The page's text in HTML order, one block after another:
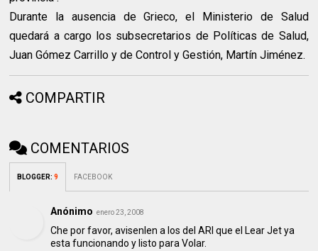
Durante la ausencia de Grieco, el Ministerio de Salud
quedará a cargo los subsecretarios de Políticas de Salud,
Juan Gómez Carrillo y de Control y Gestión, Martín Jiménez.
COMPARTIR
COMENTARIOS
BLOGGER:9 FACEBOOK
Anónimo enero 23, 2008
Che por favor, avisenlen a los del ARI que el Lear Jet ya
esta funcionando y listo para Volar.